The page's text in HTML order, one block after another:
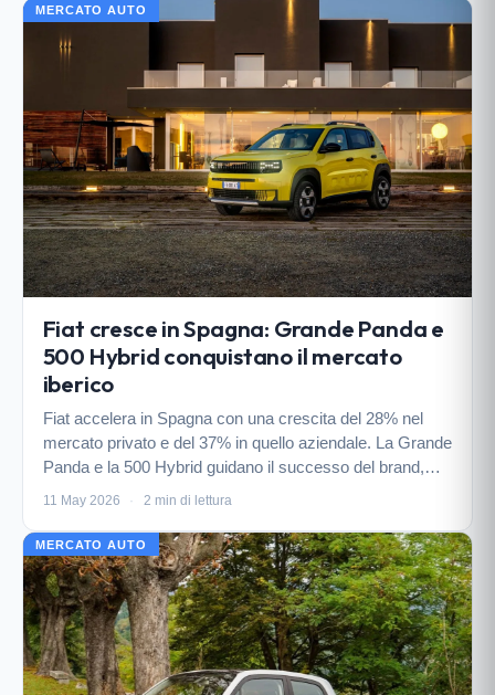
MERCATO AUTO
Fiat cresce in Spagna: Grande Panda e
500 Hybrid conquistano il mercato
iberico
Fiat accelera in Spagna con una crescita del 28% nel
mercato privato e del 37% in quello aziendale. La Grande
Panda e la 500 Hybrid guidano il successo del brand,
consolidando la preferenza degli automobilisti spagnoli
11 May 2026 · 2 min di lettura
MERCATO AUTO